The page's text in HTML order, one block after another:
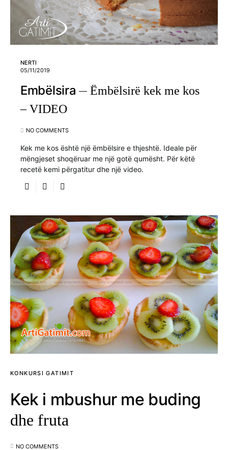
NERTI
05/11/2019
Embëlsira
Ëmbëlsirë kek me kos
– VIDEO
NO COMMENTS
Kek me kos është një ëmbëlsire e thjeshtë. Ideale për
mëngjeset shoqëruar me një gotë qumësht. Për këtë
recetë kemi përgatitur dhe një video.
KONKURSI GATIMIT
Kek i mbushur me buding
dhe fruta
NO COMMENTS